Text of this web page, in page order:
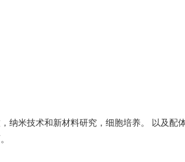
纳米技术和新材料研究，细胞培养。 以及